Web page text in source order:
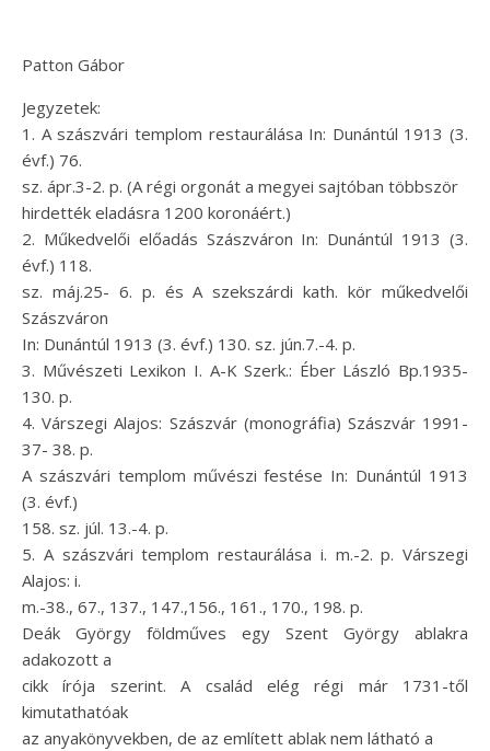
Patton Gábor
Jegyzetek:
1. A szászvári templom restaurálása In: Dunántúl 1913 (3.
évf.) 76.
sz. ápr.3-2. p. (A régi orgonát a megyei sajtóban többször
hirdették eladásra 1200 koronáért.)
2. Műkedvelői előadás Szászváron In: Dunántúl 1913 (3.
évf.) 118.
sz. máj.25- 6. p. és A szekszárdi kath. kör műkedvelői
Szászváron
In: Dunántúl 1913 (3. évf.) 130. sz. jún.7.-4. p.
3. Művészeti Lexikon I. A-K Szerk.: Éber László Bp.1935-
130. p.
4. Várszegi Alajos: Szászvár (monográfia) Szászvár 1991-
37- 38. p.
A szászvári templom művészi festése In: Dunántúl 1913
(3. évf.)
158. sz. júl. 13.-4. p.
5. A szászvári templom restaurálása i. m.-2. p. Várszegi
Alajos: i.
m.-38., 67., 137., 147.,156., 161., 170., 198. p.
Deák György földműves egy Szent György ablakra
adakozott a
cikk írója szerint. A család elég régi már 1731-től
kimutathatóak
az anyakönyvekben, de az említett ablak nem látható a